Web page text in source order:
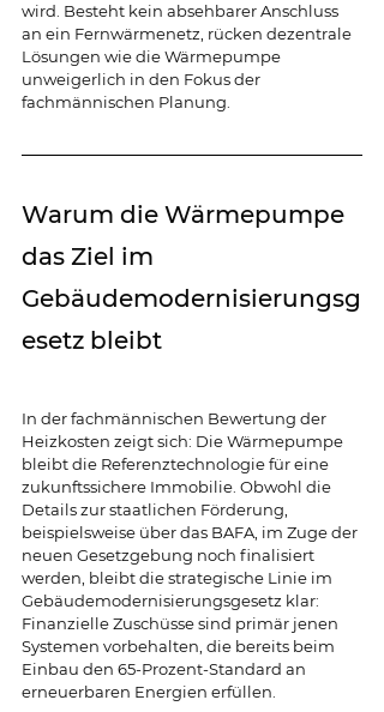
wird. Besteht kein absehbarer Anschluss
an ein Fernwärmenetz, rücken dezentrale
Lösungen wie die Wärmepumpe
unweigerlich in den Fokus der
fachmännischen Planung.
Warum die Wärmepumpe
das Ziel im
Gebäudemodernisierungsg
esetz bleibt
In der fachmännischen Bewertung der
Heizkosten zeigt sich: Die Wärmepumpe
bleibt die Referenztechnologie für eine
zukunftssichere Immobilie. Obwohl die
Details zur staatlichen Förderung,
beispielsweise über das BAFA, im Zuge der
neuen Gesetzgebung noch finalisiert
werden, bleibt die strategische Linie im
Gebäudemodernisierungsgesetz klar:
Finanzielle Zuschüsse sind primär jenen
Systemen vorbehalten, die bereits beim
Einbau den 65-Prozent-Standard an
erneuerbaren Energien erfüllen.